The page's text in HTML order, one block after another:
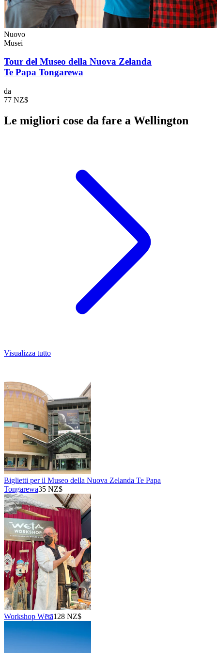
Nuovo
Musei
Tour del Museo della Nuova Zelanda
Te Papa Tongarewa
da
77 NZ$
Le migliori cose da fare a Wellington
Visualizza tutto
Biglietti per il Museo della Nuova Zelanda Te Papa
Tongarewa35 NZ$
Workshop Wētā128 NZ$